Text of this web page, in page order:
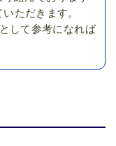
ただきます。
して参考になれば